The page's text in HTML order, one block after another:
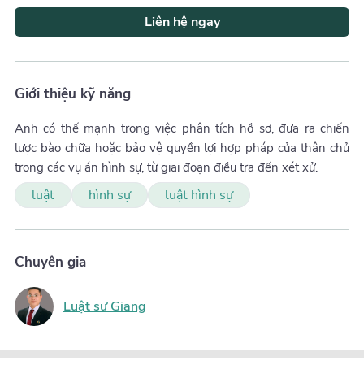
Liên hệ ngay
Giới thiệu kỹ năng
Anh có thế mạnh trong việc phân tích hồ sơ, đưa ra chiến
lược bào chữa hoặc bảo vệ quyền lợi hợp pháp của thân chủ
trong các vụ án hình sự, từ giai đoạn điều tra đến xét xử.
luật hình sự luật hình sự
Chuyên gia
Luật sư Giang